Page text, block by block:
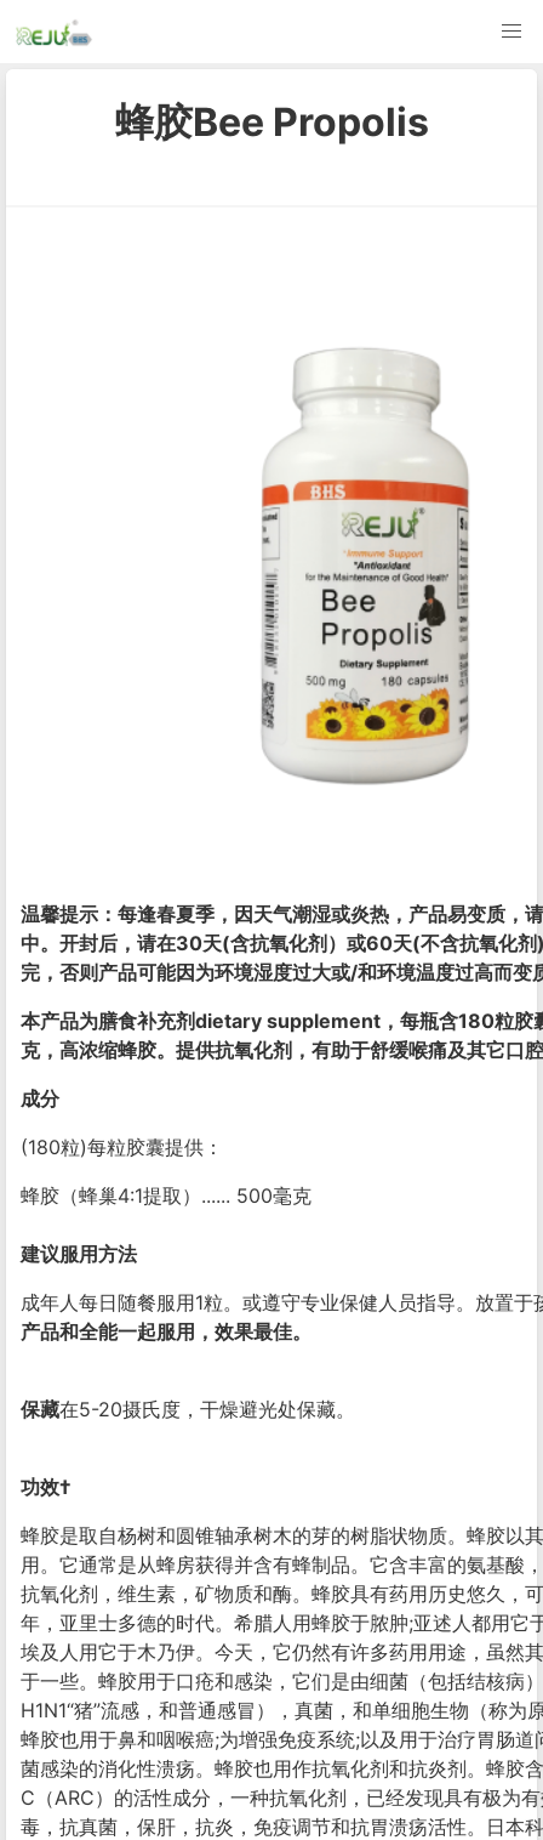
蜂胶Bee Propolis
温馨提示：每逢春夏季，因天气潮湿或炎热，产品易变质，
中。开封后，请在30天(含抗氧化剂）或60天(不含抗氧化
完，否则产品可能因为环境湿度过大或/和环境温度过高而变
本产品为膳食补充剂dietary supplement，每瓶含180粒胶
克，高浓缩蜂胶。提供抗氧化剂，有助于舒缓喉痛及其它口
成分
(180粒)每粒胶囊提供：
蜂胶（蜂巢4:1提取）...... 500毫克
建议服用方法
成年人每日随餐服用1粒。或遵守专业保健人员指导。放置于
产品和全能一起服用，效果最佳。
保藏在5-20摄氏度，干燥避光处保藏。
功效†
蜂胶是取自杨树和圆锥轴承树木的芽的树脂状物质。蜂胶以
用。它通常是从蜂房获得并含有蜂制品。它含丰富的氨基酸
抗氧化剂，维生素，矿物质和酶。蜂胶具有药用历史悠久，
年，亚里士多德的时代。希腊人用蜂胶于脓肿;亚述人都用它
埃及人用它于木乃伊。今天，它仍然有许多药用用途，虽然
于一些。蜂胶用于口疮和感染，它们是由细菌（包括结核病
H1N1“猪”流感，和普通感冒），真菌，和单细胞生物（称为
蜂胶也用于鼻和咽喉癌;为增强免疫系统;以及用于治疗胃肠道
菌感染的消化性溃疡。蜂胶也用作抗氧化剂和抗炎剂。蜂胶
C（ARC）的活性成分，一种抗氧化剂，已经发现具有极为
毒，抗真菌，保肝，抗炎，免疫调节和抗胃溃疡活性。日本